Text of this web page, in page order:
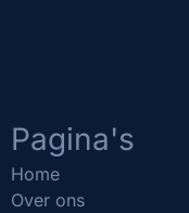
Pagina's
Home
Over ons